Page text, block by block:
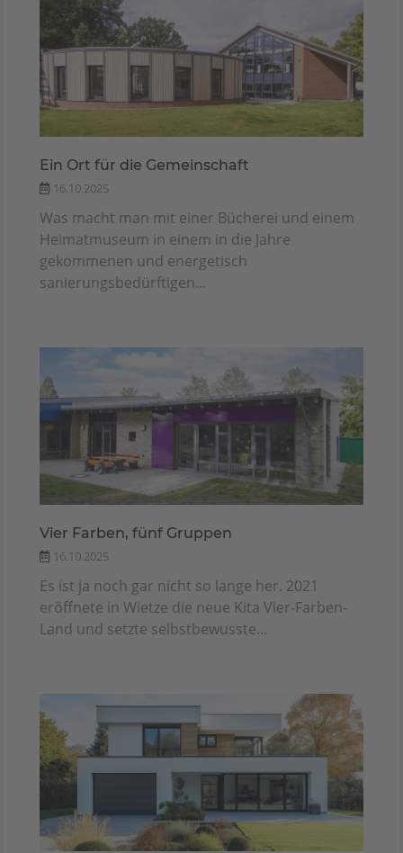
Ein Ort für die Gemeinschaft
16.10.2025
Was macht man mit einer Bücherei und einem
Heimatmuseum in einem in die Jahre
gekommenen und energetisch
sanierungsbedürftigen...
Vier Farben, fünf Gruppen
16.10.2025
Es ist ja noch gar nicht so lange her. 2021
eröffnete in Wietze die neue Kita Vier-Farben-
Land und setzte selbstbewusste...